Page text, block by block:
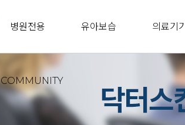
병원전용 유아보습 의료기기
COMMUNITY